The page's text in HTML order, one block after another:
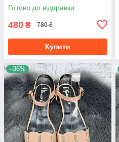
Готово до відправки
480 ₴ 780 ₴
Купити
–36%